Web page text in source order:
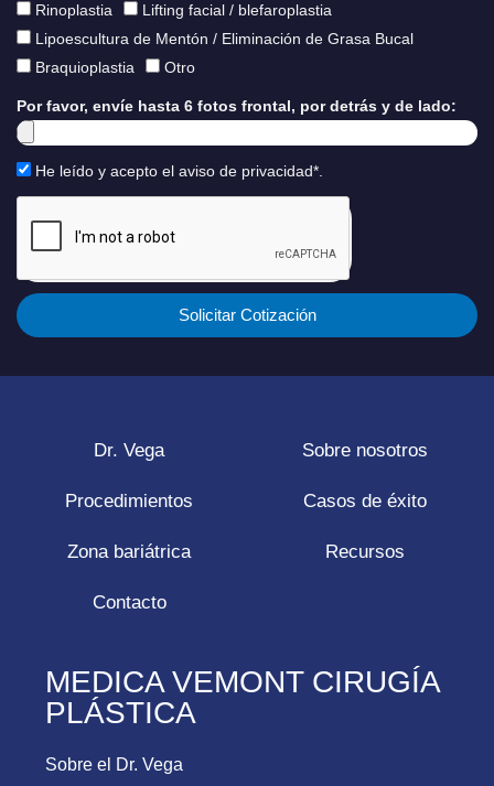
Rinoplastia
Lifting facial / blefaroplastia
Lipoescultura de Mentón / Eliminación de Grasa Bucal
Braquioplastia
Otro
Por favor, envíe hasta 6 fotos frontal, por detrás y de lado:
He leído y acepto el aviso de privacidad*.
Solicitar Cotización
Dr. Vega Sobre nosotros
Procedimientos Casos de éxito
Zona bariátrica Recursos
Contacto
MEDICA VEMONT CIRUGÍA
PLÁSTICA
Sobre el Dr. Vega